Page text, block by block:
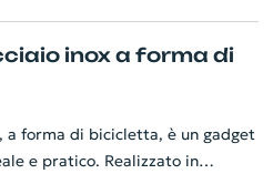
inox a forma di
a forma di bicicletta, è un gadget
e pratico. Realizzato in